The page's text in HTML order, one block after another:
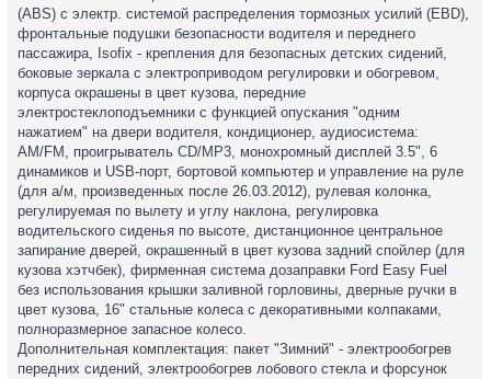
(ABS) с электр. системой распределения тормозных усилий (EBD),
фронтальные подушки безопасности водителя и переднего
пассажира, Isofix - крепления для безопасных детских сидений,
боковые зеркала с электроприводом регулировки и обогревом,
корпуса окрашены в цвет кузова, передние
электростеклоподъемники с функцией опускания "одним
нажатием" на двери водителя, кондиционер, аудиосистема:
AM/FM, проигрыватель CD/MP3, монохромный дисплей 3.5", 6
динамиков и USB-порт, бортовой компьютер и управление на руле
(для а/м, произведенных после 26.03.2012), рулевая колонка,
регулируемая по вылету и углу наклона, регулировка
водительского сиденья по высоте, дистанционное центральное
запирание дверей, окрашенный в цвет кузова задний спойлер (для
кузова хэтчбек), фирменная система дозаправки Ford Easy Fuel
без использования крышки заливной горловины, дверные ручки в
цвет кузова, 16" стальные колеса с декоративными колпаками,
полноразмерное запасное колесо.
Дополнительная комплектация: пакет "Зимний" - электрообогрев
передних сидений, электрообогрев лобового стекла и форсунок